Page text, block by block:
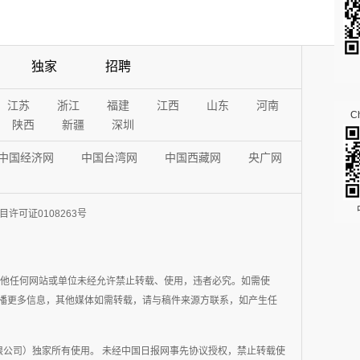
独家 招聘
江苏 浙江 福建 江西 山东
河南
陕西
新疆 深圳
国经济网 中国台湾网 中国西藏网 央广网
许可证0108263号
任何网站或单位未经允许禁止转载、使用，违者必究。如需使
多信息，其他媒体如需转载，请与稿件来源方联系，如产生任
司）独家所有使用。 未经中国日报网事先协议授权，禁止转载使